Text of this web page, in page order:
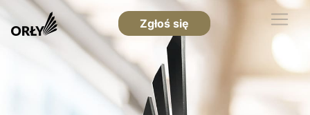
Zgłoś się